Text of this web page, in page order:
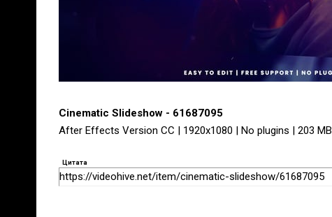
Cinematic Slideshow - 61687095
After Effects Version CC | 1920x1080 | No plugins | 203 MB
Цитата
https://videohive.net/item/cinematic-slideshow/61687095